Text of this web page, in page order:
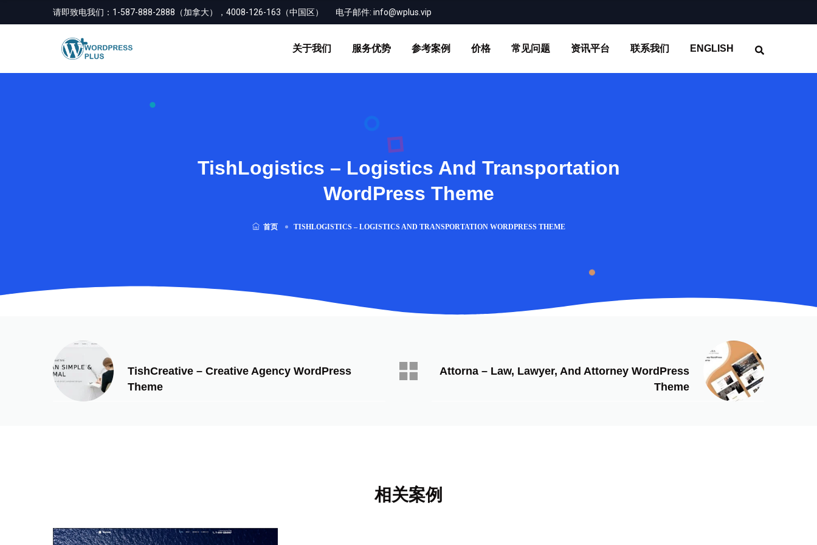
请即致电我们： 1-587-888-2888（加拿大），4008-126-163（中国区） 电子邮件: info@wplus.vip
关于我们 服务优势 参考案例 价格 常见问题 资讯平台 联系我们 ENGLISH
TishLogistics – Logistics And Transportation
WordPress Theme
首页 TISHLOGISTICS – LOGISTICS AND TRANSPORTATION WORDPRESS THEME
TishCreative – Creative Agency WordPress
Theme
Attorna – Law, Lawyer, And Attorney WordPress
Theme
相关案例